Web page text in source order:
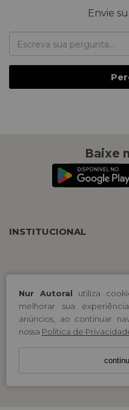
Nur Autoral utiliza
melhorar sua
anúncios, ao continuar
nossa Política de
Envie
Baixe
INSTITUCIONAL
ATENDIMENTO
CONTATO
SELOS